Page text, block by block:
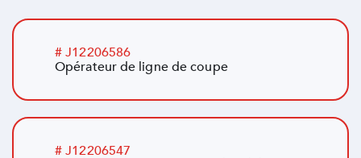
# J12206586
Opérateur de ligne de coupe
# J12206547